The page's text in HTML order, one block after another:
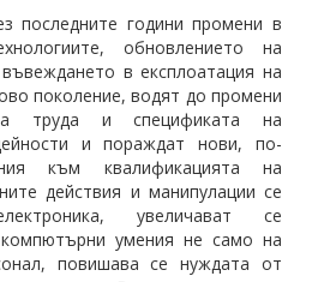
последните години промени в
обновлението на
в експлоатация на
поколение, водят до промени
труда и спецификата на
и пораждат нови, по-
към квалификацията на
действия и манипулации се
увеличават се
компютърни умения не само на
повишава се нуждата от